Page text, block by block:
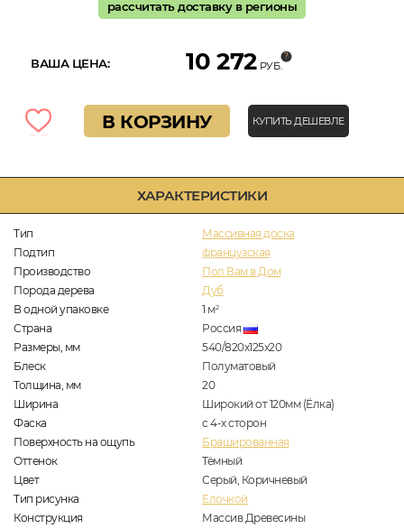
ХАРАКТЕРИСТИКИ
Тип
Массивная доска
Подтип
французская
Производство
Пол Вам в Дом
Порода дерева
Дуб
В одной упаковке
1 м2
Страна
Россия
Размеры, мм
540/820x125x20
Блеск
Полуматовый
Толщина, мм
20
Ширина
Широкий от 120мм (Ёлка)
Фаска
с 4-х сторон
Поверхность на ощупь
Брашированная
Оттенок
Тёмный
Цвет
Серый, Коричневый
Тип рисунка
Елочкой
Конструкция
Массив Древесины
рассчитать доставку в регионы
ВАША ЦЕНА: 10 272 РУБ.
В КОРЗИНУ КУПИТЬ ДЕШЕВЛЕ